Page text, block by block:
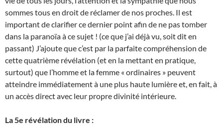
sommes tous en droit de réclamer de nos proches. Il est
important de clarifier ce dernier point afin de ne pas tomber
dans la paranoïa à ce sujet ! (ce que j’ai déjà vu, soit dit en
passant) J’ajoute que c’est par la parfaite compréhension de
cette quatrième révélation (et en la mettant en pratique,
surtout) que l’homme et la femme « ordinaires » peuvent
atteindre immédiatement à une plus haute lumière et, en fait, à
un accès direct avec leur propre divinité intérieure.
La 5e révélation du livre :